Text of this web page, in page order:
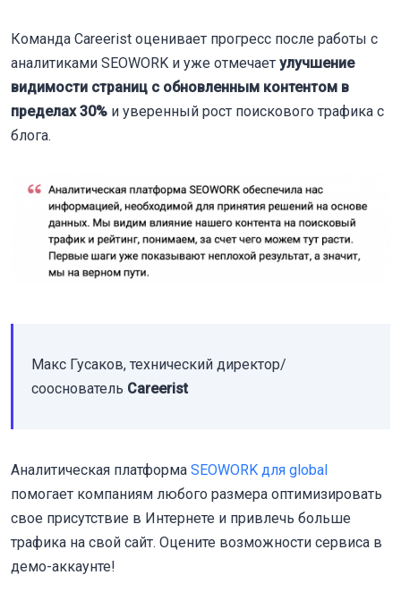
Команда Careerist оценивает прогресс после работы с
аналитиками SEOWORK и уже отмечает улучшение
видимости страниц с обновленным контентом в
пределах 30% и уверенный рост поискового трафика с
блога.
Макс Гусаков, технический директор/
сооснователь Careerist
Аналитическая платформа SEOWORK для global
помогает компаниям любого размера оптимизировать
свое присутствие в Интернете и привлечь больше
трафика на свой сайт. Оцените возможности сервиса в
демо-аккаунте!